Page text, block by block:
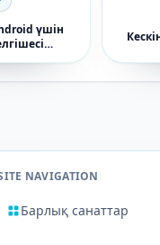
үшін
NAVIGATION
Барлық санаттар